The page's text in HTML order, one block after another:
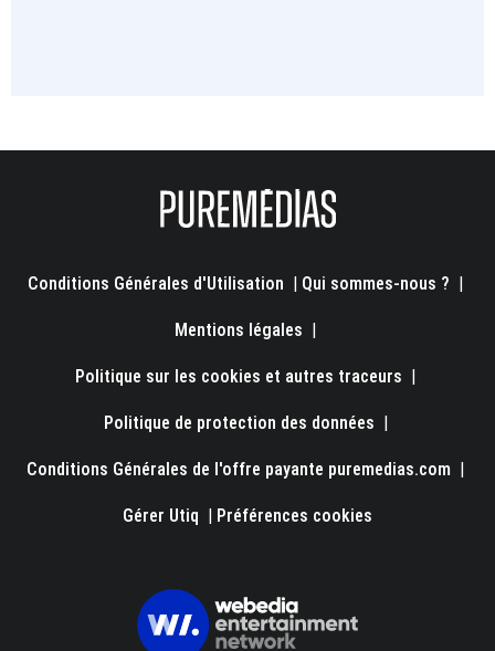
Conditions Générales d'Utilisation | Qui sommes-nous ? |
Mentions légales |
Politique sur les cookies et autres traceurs |
Politique de protection des données |
Conditions Générales de l'offre payante puremedias.com |
Gérer Utiq | Préférences cookies